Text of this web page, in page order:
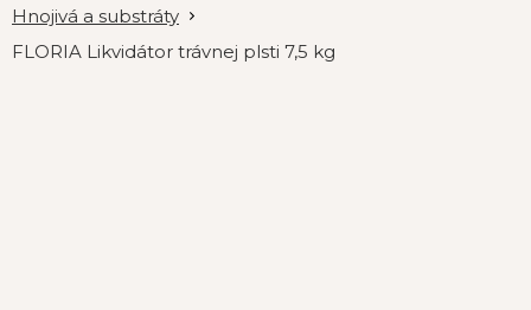
Hnojivá a substráty
FLORIA Likvidátor trávnej plsti 7,5 kg